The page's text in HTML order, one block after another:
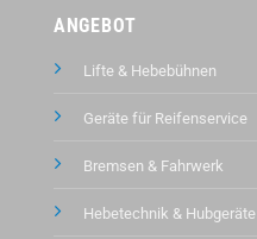
ANGEBOT
Lifte & Hebebühnen
Geräte für Reifenservice
Bremsen & Fahrwerk
Hebetechnik & Hubgeräte